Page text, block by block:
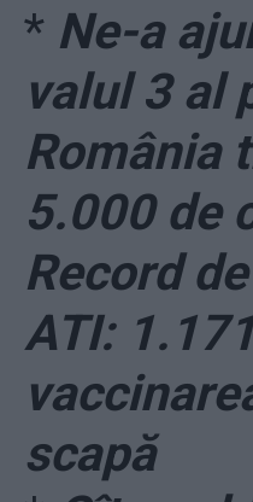
* Ne-a
valul 3 al
România
5.000 de
Record
ATI:
scapă